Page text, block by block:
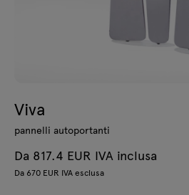
Viva
pannelli autoportanti
Da 817.4 EUR IVA inclusa
Da 670 EUR IVA esclusa